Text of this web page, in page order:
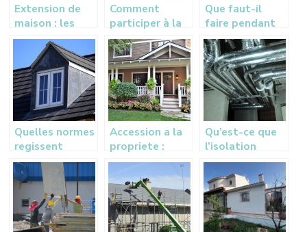
Extension de
maison : les
etapes a
respecter
Comment
participer à la
transition
énergétique au
quotidien ?
Que faut-il
faire pendant
les
renovations?
Quelles normes
regissent
l’installation
d’une fenetre
de toit ?
Accession a la
propriete :
acheter ou faire
construire ?
Notre guide
Qu’est-ce que
l’isolation
calorifugeage
et pourquoi
est-elle
intéressante ?